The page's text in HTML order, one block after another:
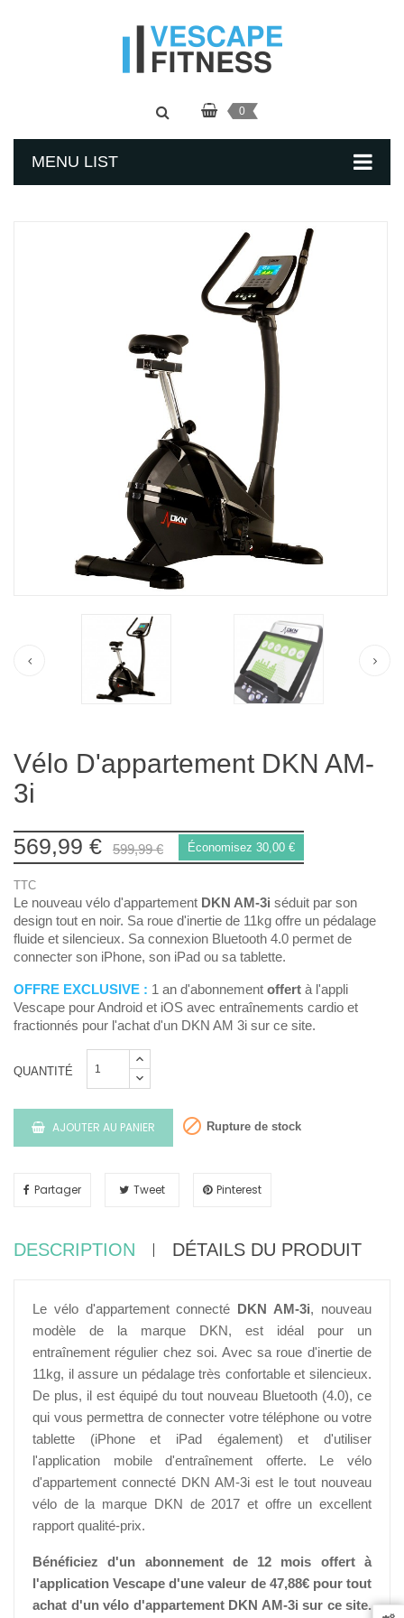
0
MENU LIST
Vélo D'appartement DKN AM-
3i
569,99 € 599,99 € Économisez 30,00 €
TTC
Le nouveau vélo d'appartement DKN AM-3i séduit par son
design tout en noir. Sa roue d'inertie de 11kg offre un pédalage
fluide et silencieux. Sa connexion Bluetooth 4.0 permet de
connecter son iPhone, son iPad ou sa tablette.
OFFRE EXCLUSIVE : 1 an d'abonnement offert à l'appli
Vescape pour Android et iOS avec entraînements cardio et
fractionnés pour l'achat d'un DKN AM 3i sur ce site.
QUANTITÉ
AJOUTER AU PANIER  Rupture de stock
Partager Tweet Pinterest
DESCRIPTION DÉTAILS DU PRODUIT
Le vélo d'appartement connecté DKN AM-3i, nouveau
modèle de la marque DKN, est idéal pour un
entraînement régulier chez soi. Avec sa roue d'inertie de
11kg, il assure un pédalage très confortable et silencieux.
De plus, il est équipé du tout nouveau Bluetooth (4.0), ce
qui vous permettra de connecter votre téléphone ou votre
tablette (iPhone et iPad également) et d'utiliser
l'application mobile d'entraînement offerte. Le vélo
d'appartement connecté DKN AM-3i est le tout nouveau
vélo de la marque DKN de 2017 et offre un excellent
rapport qualité-prix.
Bénéficiez d'un abonnement de 12 mois offert à
l'application Vescape d'une valeur de 47,88€ pour tout
achat d'un vélo d'appartement DKN AM-3i sur ce site.